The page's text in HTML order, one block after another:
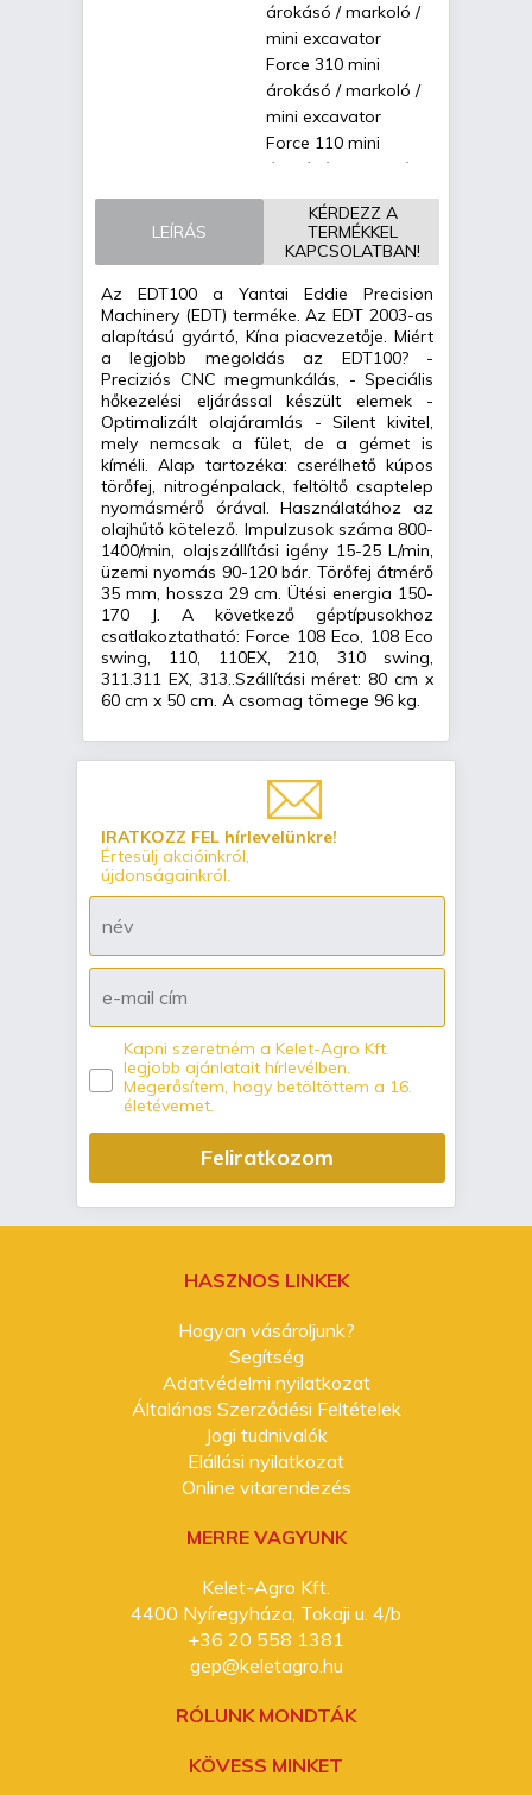
árokásó / markoló /
mini excavator
Force 310 mini
árokásó / markoló /
mini excavator
Force 110 mini
árokásó / markoló /
mini excavator
Force 110 Ex mini
árokásó / markoló /
LEÍRÁS
KÉRDEZZ A
TERMÉKKEL
KAPCSOLATBAN!
Az EDT100 a Yantai Eddie Precision
Machinery (EDT) terméke. Az EDT 2003-as
alapítású gyártó, Kína piacvezetője. Miért
a legjobb megoldás az EDT100? -
Preciziós CNC megmunkálás, - Speciális
hőkezelési eljárással készült elemek -
Optimalizált olajáramlás - Silent kivitel,
mely nemcsak a fület, de a gémet is
kíméli. Alap tartozéka: cserélhető kúpos
törőfej, nitrogénpalack, feltöltő csaptelep
nyomásmérő órával. Használatához az
olajhűtő kötelező. Impulzusok száma 800-
1400/min, olajszállítási igény 15-25 L/min,
üzemi nyomás 90-120 bár. Törőfej átmérő
35 mm, hossza 29 cm. Ütési energia 150-
170 J. A következő géptípusokhoz
csatlakoztatható: Force 108 Eco, 108 Eco
swing, 110, 110EX, 210, 310 swing,
311.311 EX, 313..Szállítási méret: 80 cm x
60 cm x 50 cm. A csomag tömege 96 kg.
IRATKOZZ FEL hírlevelünkre!
Értesülj akcióinkról,
újdonságainkról.
Kapni szeretném a Kelet-Agro Kft.
legjobb ajánlatait hírlevélben.
Megerősítem, hogy betöltöttem a 16.
életévemet.
Feliratkozom
HASZNOS LINKEK
Hogyan vásároljunk?
Segítség
Adatvédelmi nyilatkozat
Általános Szerződési Feltételek
Jogi tudnivalók
Elállási nyilatkozat
Online vitarendezés
MERRE VAGYUNK
Kelet-Agro Kft.
4400 Nyíregyháza, Tokaji u. 4/b
+36 20 558 1381
gep@keletagro.hu
RÓLUNK MONDTÁK
KÖVESS MINKET